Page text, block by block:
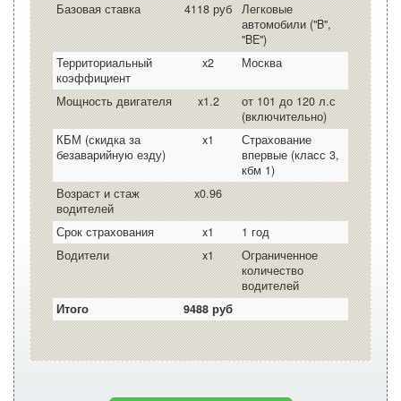
Базовая ставка
4118 руб
Легковые
автомобили ("B",
"BE")
Территориальный
коэффициент
x2 Москва
Мощность двигателя x1.2
от 101 до 120 л.с
(включительно)
КБМ (скидка за
безаварийную езду)
x1
Страхование
впервые (класс 3,
кбм 1)
Возраст и стаж
водителей
x0.96
Срок страхования x1
1 год
Водители
x1
Ограниченное
количество
водителей
Итого
9488 руб